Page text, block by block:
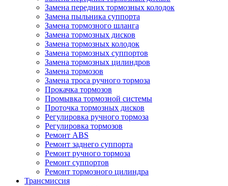
Замена передних тормозных колодок
Замена пыльника суппорта
Замена тормозного шланга
Замена тормозных дисков
Замена тормозных колодок
Замена тормозных суппортов
Замена тормозных цилиндров
Замена тормозов
Замена троса ручного тормоза
Прокачка тормозов
Промывка тормозной системы
Проточка тормозных дисков
Регулировка ручного тормоза
Регулировка тормозов
Ремонт ABS
Ремонт заднего суппорта
Ремонт ручного тормоза
Ремонт суппортов
Ремонт тормозного цилиндра
Трансмиссия